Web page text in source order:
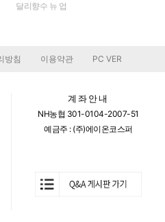
달리향수 뉴 업
방침 이용약관 PC VER
계좌안내
NH농협 301-0104-2007-51
예금주 : (주)에이온코스퍼